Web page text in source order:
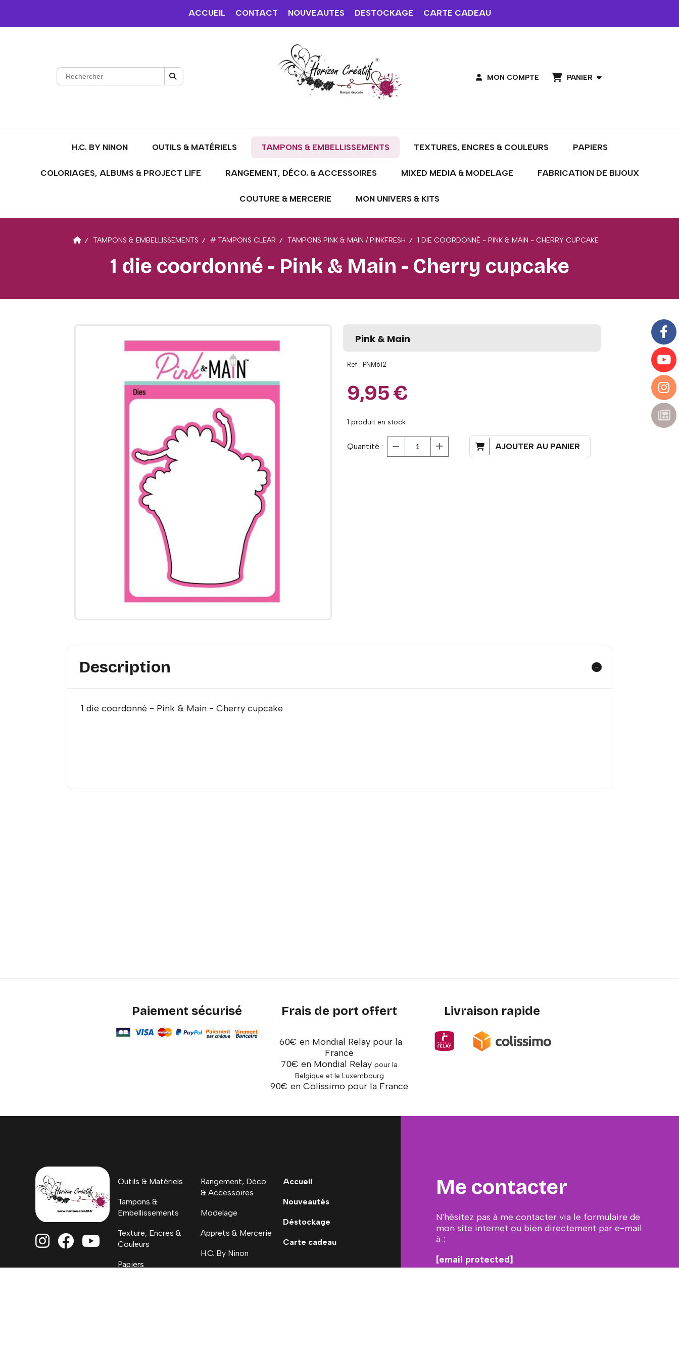
ACCUEIL CONTACT NOUVEAUTES DESTOCKAGE CARTE CADEAU
MON COMPTE PANIER
H.C. BY NINON OUTILS & MATÉRIELS TAMPONS & EMBELLISSEMENTS TEXTURES, ENCRES & COULEURS PAPIERS
COLORIAGES, ALBUMS & PROJECT LIFE RANGEMENT, DÉCO. & ACCESSOIRES MIXED MEDIA & MODELAGE FABRICATION DE BIJOUX
COUTURE & MERCERIE MON UNIVERS & KITS
TAMPONS & EMBELLISSEMENTS # TAMPONS CLEAR TAMPONS PINK & MAIN / PINKFRESH 1 DIE COORDONNÉ - PINK & MAIN - CHERRY CUPCAKE
1 die coordonné - Pink & Main - Cherry cupcake
Pink & Main
Ref : PNM612
9,95€
1 produit en stock
Quantité : AJOUTER AU PANIER
Description
1 die coordonné - Pink & Main - Cherry cupcake
Paiement sécurisé Frais de port offert
60€ en Mondial Relay pour la
France
70€ en Mondial Relaypour la
Belgique et le Luxembourg
90€ en Colissimo pour la France
Livraison rapide
  
Outils & Matériels
Tampons &
Embellissements
Texture, Encres &
Couleurs
Papiers
Rangement, Déco.
& Accessoires
Modelage
Apprets & Mercerie
H.C. By Ninon
Accueil
Nouveautés
Déstockage
Carte cadeau
Me contacter
N'hésitez pas à me contacter via le formulaire de
mon site internet ou bien directement par e-mail
à :
[email protected]